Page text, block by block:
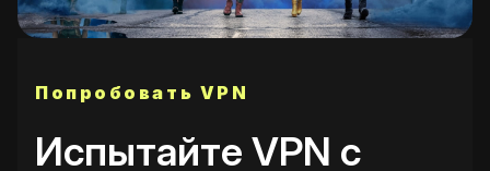
Попробовать VPN
Испытайте VPN с